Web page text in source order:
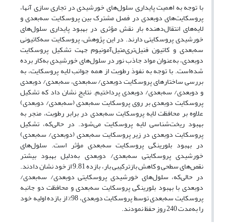
با توجه به اهمیت پایداری سلول‌های خورشیدی در تجاری سازی آنها،
پروسکایت‌های دوبعدی در فصل مشترک بین پروسکایت سه‌بعدی و
لایه‌های انتقال‌دهنده بار نقش مؤثری در بهبود پایداری سلول‌های
خورشیدی پروسکایتی دارند. در این پژوهش، پروسکایت سه‌کاتیونی
سه‌بعدی و کاتیون‌ فنیل‌تری‌متیل‌آمونیوم جهت تشکیل پروسکایت
دوبعدی، به‌عنوان مواد جاذب نور در سلول‌های خورشیدی به‌کار برده
شده‌است. با توجه به نفوذ رطوبت از همه جوانب لایه پروسکایت، به
بررسی ساختارهای پروسکایت دوبعدی/ سه‌بعدی، سه‌بعدی/ دوبعدی
و دوبعدی/ سه‌بعدی/ دوبعدی پرداختیم. نتایج نشان داد که تشکیل
پروسکایت دوبعدی بر روی پروسکایت سه‌بعدی (سه‌بعدی/ دوبعدی)
علاوه بر محافظت لایه پروسکایت سه‌بعدی در برابر رطوبت، منجر به
بهبود ریخت‌شناسی لایه پروسکایت می‌شود. در حالی‌که، تشکیل
پروسکایت دوبعدی در زیر پروسکایت سه‌بعدی (دوبعدی/ سه‌بعدی)
در بهبود بلورینگی پروسکایت سه‌بعدی مؤثر است. سلول‌های
خورشیدی پروسکایتی سه‌بعدی/ دوبعدی به‌دلیل بهبود بیشتر
نقص‌های سطحی و کاهش بازترکیبی بار، بازده 9.81 از خود نشان دادند.
در حالی‌که، سلول‌های خورشیدی پروسکایتی دوبعدی/ سه‌بعدی/
دوبعدی با بهبود بلورینگی پروسکایت سه‌بعدی و محافظت دو جانبه
پروسکایت سه‌بعدی توسط پروسکایت دوبعدی، 98% از بازده اولیه خود
را به‌مدت 240 روز حفظ نمودند.